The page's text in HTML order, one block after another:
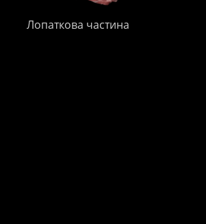
Лопаткова частина